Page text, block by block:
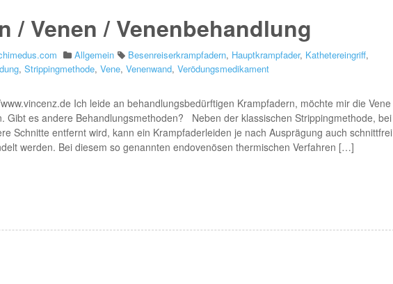
/ Venen / Venenbehandlung
Allgemein Besenreiserkrampfadern, Hauptkrampfader, Kathetereingriff,
, Strippingmethode, Vene, Venenwand, Verödungsmedikament
Ich leide an behandlungsbedürftigen Krampfadern, möchte mir die Vene
Gibt es andere Behandlungsmethoden? Neben der klassischen Strippingmethode, bei
Schnitte entfernt wird, kann ein Krampfaderleiden je nach Ausprägung auch schnittfrei
werden. Bei diesem so genannten endovenösen thermischen Verfahren […]